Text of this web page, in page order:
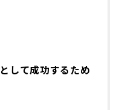
して成功するため